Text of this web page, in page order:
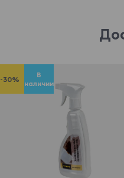
-30%
В
наличии